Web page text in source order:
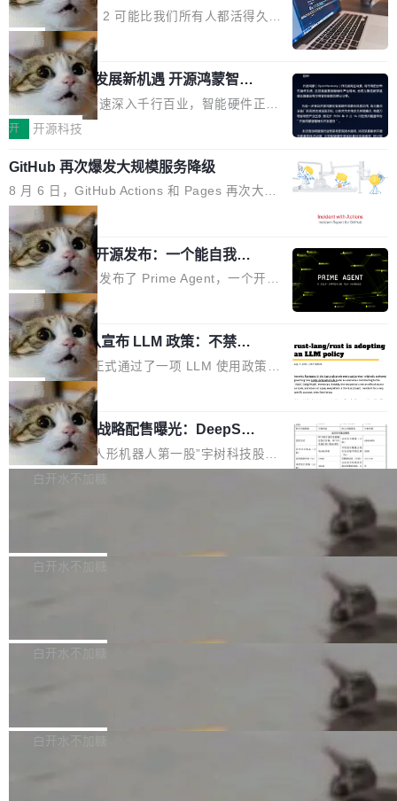
话，他是说出了一个圈内人尽皆知但很少公开捅
破的事实。 Jordan 随后补充了一句软化声明：
「我不认为这些会议上大部分论文都在过度宣传
或造假。问题是，作为读者，如果你筛选出那些
看起来最令人兴奋的论文，那它们大部分都是过
度宣传的。」 这才是真正的痛点。不是所有论文
都有问题，是最吸引眼球的那批论文最有问题。
他引用的帖子来自 Mathew Shen，一位 ICLR 2
026 的读者：「看了篇 ...
3 开源项目
Flash Attention 2 可能比我们所有人都活得久。
这句话不是来自某个技术博客，而是出自 Hieu
Pham 的一条推文。Hieu Pham 是谁？他是 xAI
的早期工程师之一，在 Grok 训练基础设施团队
工作过。近日他在 X 上发了一条帖子，列出了他
认为现代 AI 领域最重要的三个开源项目。 第一
个名字毫无悬念：Flash Attention 2。 Hieu 的
理由很具体。FA 系列不需要解释，但 FA2 是他
认为最重要的一个——复杂度恰到好处，刚好能
驱动你去学 CuTe，但还没被那些"邪恶的" Hopp
er++ 优化所淹没，足够容易修改和适配。 更关
键的是 FA2 的持久性...
局
共商智能硬件发展新机遇 开源鸿蒙智能
硬件开发者日杭州站即将举行
随着万物智联加速深入千行百业，智能硬件正从
单点设备迈向智能化、网联化、协同化发展。作
鸿蒙通过统一技术底座和分布式能力，为不同类
型智能设备的开发、连接与互联提供关键支撑，
也为产业链企业探索产品创新与商业增长打开新
的空间。 8月14日，开源鸿蒙智能硬件开发者日
（OHDD：OpenHarmony Hardware Develope
r Day）将在杭州启航。活动面向智能硬件产业
链企业和开发者，邀请行业专家与资深技术顾
问，围绕开源鸿蒙技术能力、设备适配、芯片适
配、功耗与稳定性调优、兼容性测评及统一互联
等内容展开系统讲解和实战交流，帮助企业进一
步了解开源鸿蒙在智能...
开 开源科技
GitHub 再次爆发大规模服务降级
8 月 6 日，GitHub Actions 和 Pages 再次大规
模服务降级，Actions 完全不可用超过 5 小时，
webhook 停发，连自托管 runner 也因调度层故
障无法工作。Pages、Copilot code review、C
opilot coding agent 全部受影响。从检测到完全
恢复，大约 12 小时。 这是 2026 年 8 月的第六
起事故，其中四起与 AI/Copilot 服务相关。 Git
Hub 员工 kdaigle 在 HN 讨论中贴出了一组数
据：2025 年全年 10 亿次 commit。现在，每周
2.75 亿次，全年预计 140 亿次。GitHub...
局
Prime Agent 开源发布：一个能自我改
进的编程 Agent，ARC-AGI 3 超越人类
专家基线
Prime Intellect 发布了 Prime Agent，一个开源
的编程 Agent Harness，核心设计围绕两个抽
象：Recursive Language Model（RLM）和 C
ontinual Harness。在 ARC-AGI 3 基准测试
上，Prime Agent + Opus 5 的组合达到了 95.
5% RHAE Best@1，超过了 ARC 报告的人类专
家基线 95.4%。 不是又一个 coding agent 包装
器 Prime Agent 的架构和市面上大多数 coding
agent 有本质区别。大多数 agent harness 的设
计是基于早期模型的能力—...
局
Rust 项目团队宣布 LLM 政策：不禁
止，但你要承认哪些代码不是你写的
Rust 语言项目正式通过了一项 LLM 使用政策，
覆盖 rust-lang/rust 单一仓库的代码贡献。这不
是项目级别的官方立场，目前由五个团队采纳，
但它可能是主流开源项目中关于 AI 辅助贡献最
细致的一份规则。 政策的核心只有一句话：LLM
可以用来分析、提炼、审阅、建议，但不能用来
不得生成涉及安全性的关键变更，除非作者本身
局
宇树科技 IPO 战略配售曝光：DeepSe
ek 获配 93.3 万股，锁定 36 个月
8月6日晚间，“人形机器人第一股”宇树科技股份
有限公司披露IPO发行价格及战略配售结果，杭
36个月。 公告显示，本次宇树科技战略配售对
员工参与设立的专项资产管理计划。其中，Dee
获配9...
白开水不加糖
Bug fixes and enhancements 修复多次传递同
一个回归问题，该问题导致拉取镜像时会拒绝包
题，该问题可能导致在旧版 Linux 内核...
白开水不加糖
e 孵化器项目管理委员会（IPMC）投票中获得
P）！这一里程碑不仅标志着 Fluss 迈入新的发
白开水不加糖
长期停止内容更新，未能实现其作为“AI版维基百
白开水不加糖